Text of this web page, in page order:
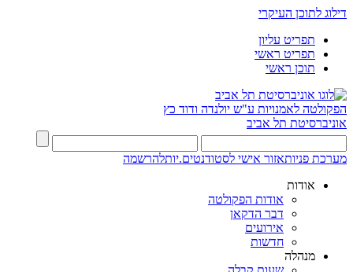
דילוג לתוכן העיקרי
תפריט עליון
תפריט ראשי
תוכן ראשי
הפקולטה לאמנויות ע"ש יולנדה ודוד כץ
אוניברסיטת תל אביב
מערכת פניותאזור אישי לסטודנטים.יותלהרשמה
אודות
אודות הפקולטה
דבר הדקאן
אירועים
חדשות
מנהלה